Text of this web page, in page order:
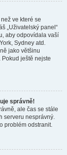
ve které se
„Uživatelský panel“
aby odpovídala vaší
Sydney atd.
jako většinu
ještě nejste
správně!
ale čas se stále
serveru nesprávný.
problém odstranit.